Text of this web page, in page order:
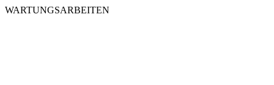
WARTUNGSARBEITEN